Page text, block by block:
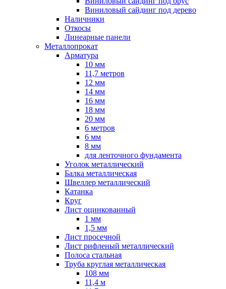
Виниловый сайдинг под дерево
Наличники
Откосы
Линеарные панели
Металлопрокат
Арматура
10 мм
11,7 метров
12 мм
14 мм
16 мм
18 мм
20 мм
6 метров
6 мм
8 мм
для ленточного фундамента
Уголок металлический
Балка металлическая
Швеллер металлический
Катанка
Круг
Лист оцинкованный
1 мм
1,5 мм
Лист просечной
Лист рифленый металлический
Полоса стальная
Труба круглая металлическая
108 мм
11,4 м